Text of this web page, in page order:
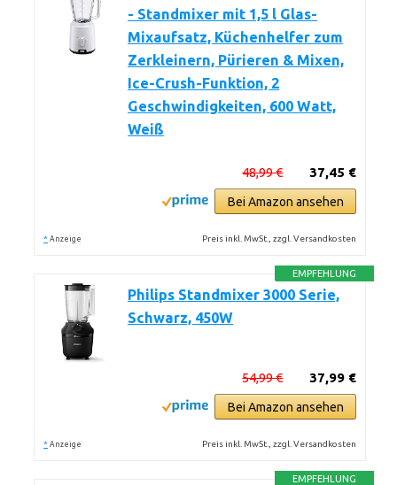
- Standmixer mit 1,5 l Glas-
Mixaufsatz, Küchenhelfer zum
Zerkleinern, Pürieren & Mixen,
Ice-Crush-Funktion, 2
Geschwindigkeiten, 600 Watt,
Weiß
37,45 €
48,99 €
Bei Amazon ansehen
* Anzeige Preis inkl. MwSt., zzgl. Versandkosten
EMPFEHLUNG
Philips Standmixer 3000 Serie,
Schwarz, 450W
37,99 €
54,99 €
Bei Amazon ansehen
* Anzeige Preis inkl. MwSt., zzgl. Versandkosten
EMPFEHLUNG